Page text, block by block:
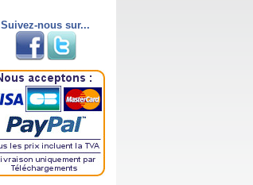
Suivez-nous sur...